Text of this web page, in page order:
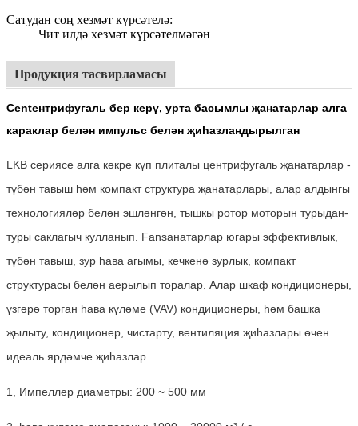
Сатудан соң хезмәт күрсәтелә:
Чит илдә хезмәт күрсәтелмәгән
Продукция тасвирламасы
Centентрифугаль бер керү, урта басымлы җанатарлар алга
караклар белән импульс белән җиһазландырылган
LKB сериясе алга кәкре күп плиталы центрифугаль җанатарлар -
түбән тавыш һәм компакт структура җанатарлары, алар алдынгы
технологияләр белән эшләнгән, тышкы ротор моторын турыдан-
туры саклагыч кулланып. Fansанатарлар югары эффективлык,
түбән тавыш, зур һава агымы, кечкенә зурлык, компакт
структурасы белән аерылып торалар. Алар шкаф кондиционеры,
үзгәрә торган һава күләме (VAV) кондиционеры, һәм башка
җылыту, кондиционер, чистарту, вентиляция җиһазлары өчен
идеаль ярдәмче җиһазлар.
1, Импеллер диаметры: 200 ~ 500 мм